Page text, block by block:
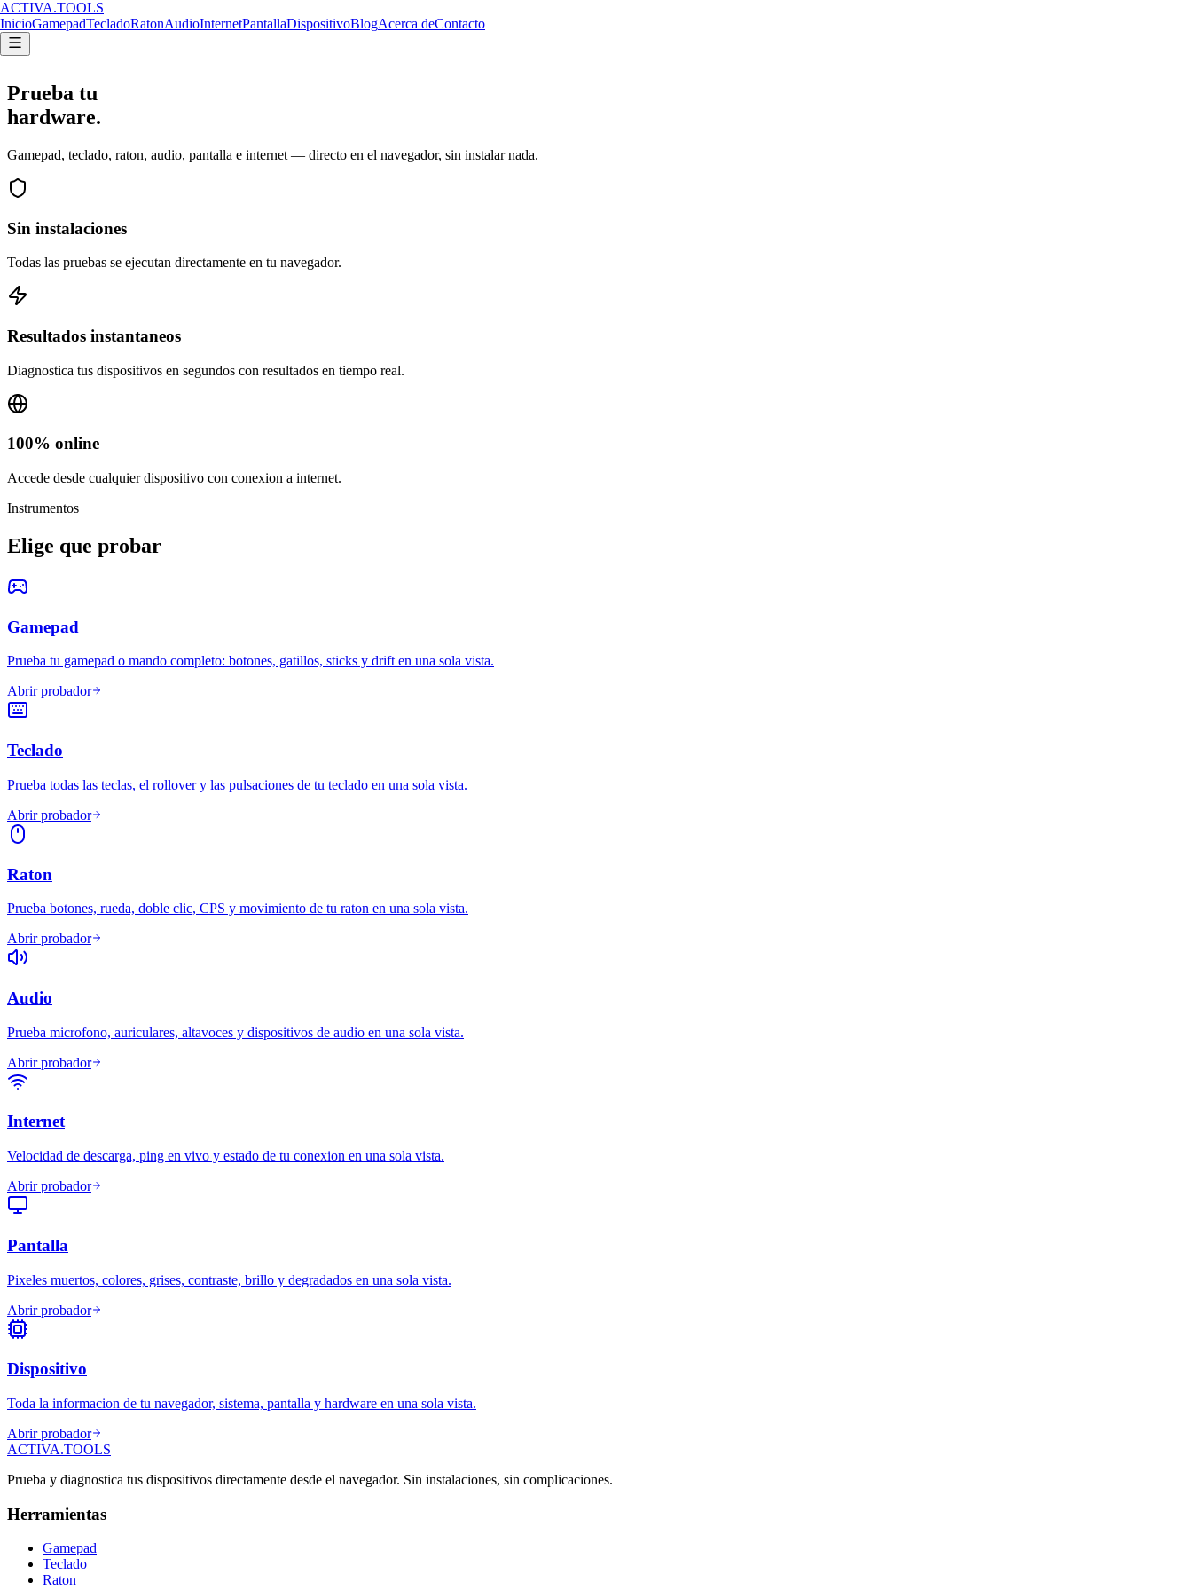
ACTIVA.TOOLS
InicioGamepadTecladoRatonAudioInternetPantallaDispositivoBlogAcerca deContacto
Prueba tu
hardware.
Gamepad, teclado, raton, audio, pantalla e internet — directo en el navegador, sin instalar nada.
Sin instalaciones
Todas las pruebas se ejecutan directamente en tu navegador.
Resultados instantaneos
Diagnostica tus dispositivos en segundos con resultados en tiempo real.
100% online
Accede desde cualquier dispositivo con conexion a internet.
Instrumentos
Elige que probar
Gamepad
Prueba tu gamepad o mando completo: botones, gatillos, sticks y drift en una sola vista.
Abrir probador
Teclado
Prueba todas las teclas, el rollover y las pulsaciones de tu teclado en una sola vista.
Abrir probador
Raton
Prueba botones, rueda, doble clic, CPS y movimiento de tu raton en una sola vista.
Abrir probador
Audio
Prueba microfono, auriculares, altavoces y dispositivos de audio en una sola vista.
Abrir probador
Internet
Velocidad de descarga, ping en vivo y estado de tu conexion en una sola vista.
Abrir probador
Pantalla
Pixeles muertos, colores, grises, contraste, brillo y degradados en una sola vista.
Abrir probador
Dispositivo
Toda la informacion de tu navegador, sistema, pantalla y hardware en una sola vista.
Abrir probador
ACTIVA.TOOLS
Prueba y diagnostica tus dispositivos directamente desde el navegador. Sin instalaciones, sin complicaciones.
Herramientas
Gamepad
Teclado
Raton